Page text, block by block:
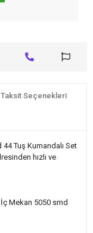
Taksit Seçenekleri
Tuş Kumandalı Set
hızlı ve
Mekan 5050 smd